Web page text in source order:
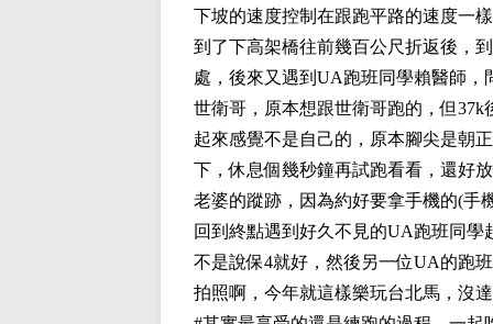
下坡的速度控制在跟跑平路的速度一
到了下高架橋往前幾百公尺折返後，
處，後來又遇到UA跑班同學賴醫師
世衛哥，原本想跟世衛哥跑的，但
起來感覺不是自己的，原本腳尖是朝
下，休息個幾秒鐘再試跑看看，還好
老婆的蹤跡，因為約好要拿手機的(手
回到終點遇到好久不見的UA跑班同
不是說保4就好，然後另一位UA的跑
拍照啊，今年就這樣樂玩台北馬，沒